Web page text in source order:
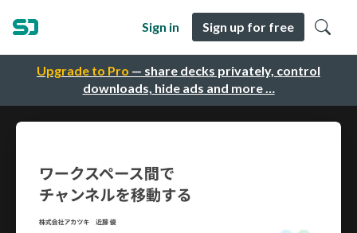
Upgrade to Pro — share decks privately, control
downloads, hide ads and more …
Sign in Sign up for free